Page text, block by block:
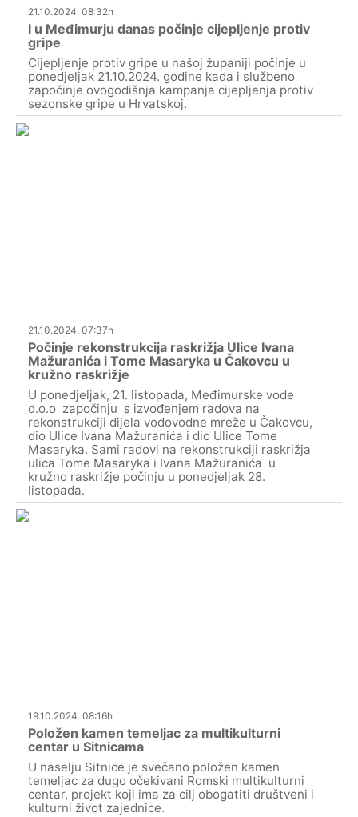
21.10.2024. 08:32h
I u Međimurju danas počinje cijepljenje protiv
gripe
Cijepljenje protiv gripe u našoj županiji počinje u
ponedjeljak 21.10.2024. godine kada i službeno
započinje ovogodišnja kampanja cijepljenja protiv
sezonske gripe u Hrvatskoj.
21.10.2024. 07:37h
Počinje rekonstrukcija raskrižja Ulice Ivana
Mažuranića i Tome Masaryka u Čakovcu u
kružno raskrižje
U ponedjeljak, 21. listopada, Međimurske vode
d.o.o započinju s izvođenjem radova na
rekonstrukciji dijela vodovodne mreže u Čakovcu,
dio Ulice Ivana Mažuranića i dio Ulice Tome
Masaryka. Sami radovi na rekonstrukciji raskrižja
ulica Tome Masaryka i Ivana Mažuranića u
kružno raskrižje počinju u ponedjeljak 28.
listopada.
19.10.2024. 08:16h
Položen kamen temeljac za multikulturni
centar u Sitnicama
U naselju Sitnice je svečano položen kamen
temeljac za dugo očekivani Romski multikulturni
centar, projekt koji ima za cilj obogatiti društveni i
kulturni život zajednice.